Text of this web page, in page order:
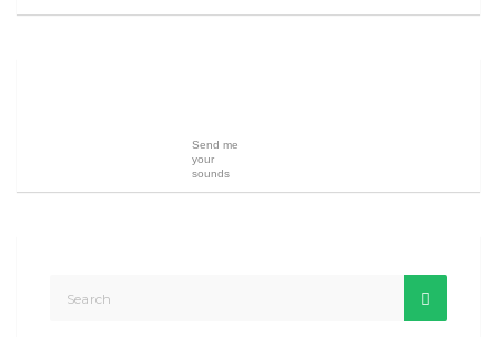
Send me
your
sounds